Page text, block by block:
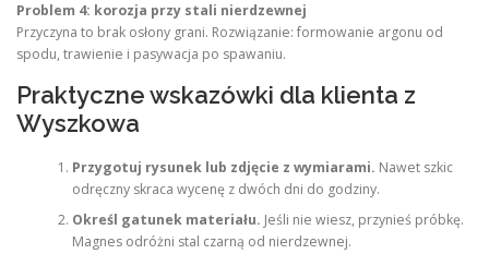
Problem 4: korozja przy stali nierdzewnej
Przyczyna to brak osłony grani. Rozwiązanie: formowanie argonu od
spodu, trawienie i pasywacja po spawaniu.
Praktyczne wskazówki dla klienta z
Wyszkowa
Przygotuj rysunek lub zdjęcie z wymiarami. Nawet szkic
odręczny skraca wycenę z dwóch dni do godziny.
Określ gatunek materiału. Jeśli nie wiesz, przynieś próbkę.
Magnes odróżni stal czarną od nierdzewnej.